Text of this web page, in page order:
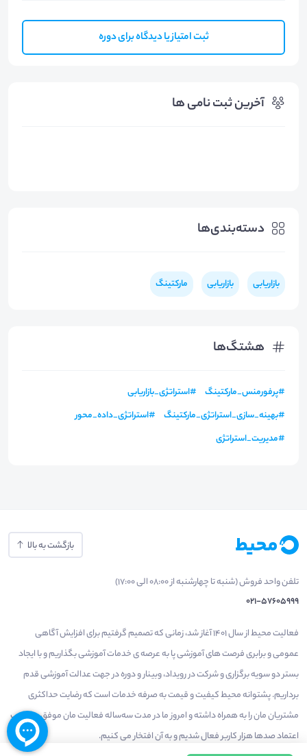
ثبت امتیاز یا دیدگاه برای دوره
آخرین ثبت نامی ها
دسته‌بندی‌ها
بازاریابی بازاریابی مارکتینگ
هشتگ‌ها
#پرفورمنس_مارکتینگ #استراتژی_بازاریابی
#بهینه_سازی_استراتژی_مارکتینگ #استراتژی_داده_محور
#مدیریت_استراتژی
بازگشت به بالا
تلفن واحد فروش (شنبه تا چهارشنبه از 08:00 الی 17:00)
021-57605999
فعالیت محیط از سال 1401 آغاز شد، زمانی که تصمیم گرفتیم برای افزایش آگاهی
عمومی و برابری فرصت های آموزشی پا به عرصه ی خدمات آموزشی بگذاریم و با ایجاد
بستر دو سویه برگزاری و شرکت در رویداد، وبینار و دوره در جهت عدالت آموزشی قدم
برداریم. پشتوانه محیط کیفیت و قیمت به صرفه خدمات است که رضایت حداکثری
مشتریان مان را به همراه داشته و امروز ما در مدت سه‌ساله فعالیت مان موفق به کسب
اعتماد صدها هزار کاربر فعال شدیم و به آن افتخار می‌ کنیم.